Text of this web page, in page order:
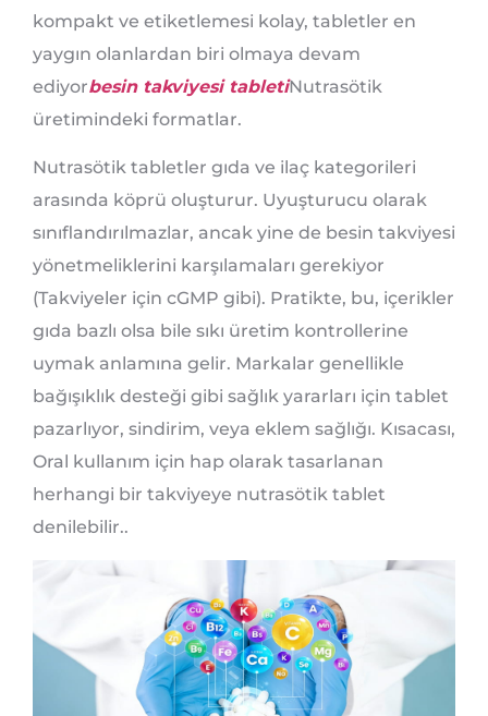
kompakt ve etiketlemesi kolay, tabletler en
yaygın olanlardan biri olmaya devam
ediyorbesin takviyesi tabletiNutrasötik
üretimindeki formatlar.
Nutrasötik tabletler gıda ve ilaç kategorileri
arasında köprü oluşturur. Uyuşturucu olarak
sınıflandırılmazlar, ancak yine de besin takviyesi
yönetmeliklerini karşılamaları gerekiyor
(Takviyeler için cGMP gibi). Pratikte, bu, içerikler
gıda bazlı olsa bile sıkı üretim kontrollerine
uymak anlamına gelir. Markalar genellikle
bağışıklık desteği gibi sağlık yararları için tablet
pazarlıyor, sindirim, veya eklem sağlığı. Kısacası,
Oral kullanım için hap olarak tasarlanan
herhangi bir takviyeye nutrasötik tablet
denilebilir..